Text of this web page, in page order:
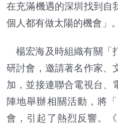
在充滿機遇的深圳找到自
個人都有做太陽的機會」。
楊宏海及時組織有關「
研討會，邀請著名作家、
加，並接連聯合電視台、
陣地舉辦相關活動，將
會，引起了熱烈反響。